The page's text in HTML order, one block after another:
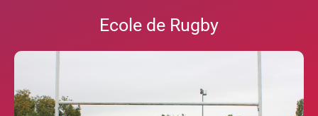
Ecole de Rugby